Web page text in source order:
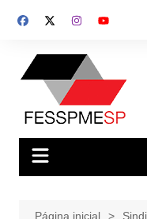
para
conteúdo
Página inicial